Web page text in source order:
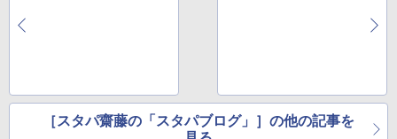
［スタパ齋藤の「スタパブログ」］の他の記事を